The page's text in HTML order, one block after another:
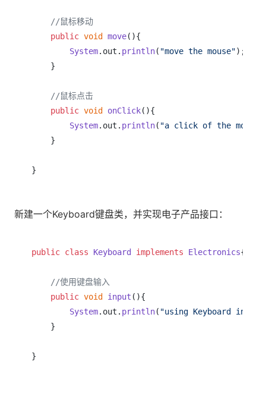
//鼠标移动
public void move( ){
System. out . println( "move the mouse"
    }
//鼠标点击
public void onClick( ){
System. out . println( "a click of the mouse"
    }
}
新建一个Keyboard键盘类，并实现电子产品接口：
public class Keyboard implements Electronics{
//使用键盘输入
public void input ( ){
System. out . println( "using Keyboard input"
    }
}